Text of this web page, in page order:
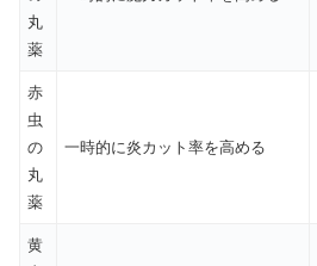
丸
薬
赤
虫
の
丸
薬
一時的に炎カット率を高める
黄